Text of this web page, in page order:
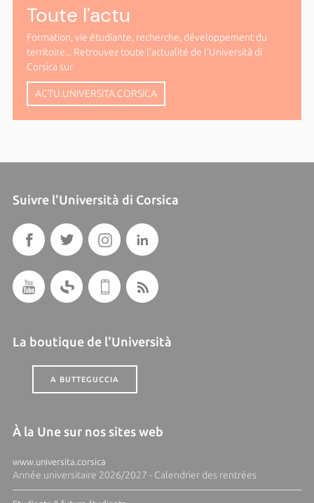
Toute l'actu
Formation, vie étudiante, recherche, développement du
territoire... Retrouvez toute l'actualité de l'Università di
Corsica sur
ACTU.UNIVERSITA.CORSICA
Suivre l'Università di Corsica
La boutique de l'Università
A BUTTEGUCCIA
À la Une sur nos sites web
www.universita.corsica
Année universitaire 2026/2027 - Calendrier des rentrées